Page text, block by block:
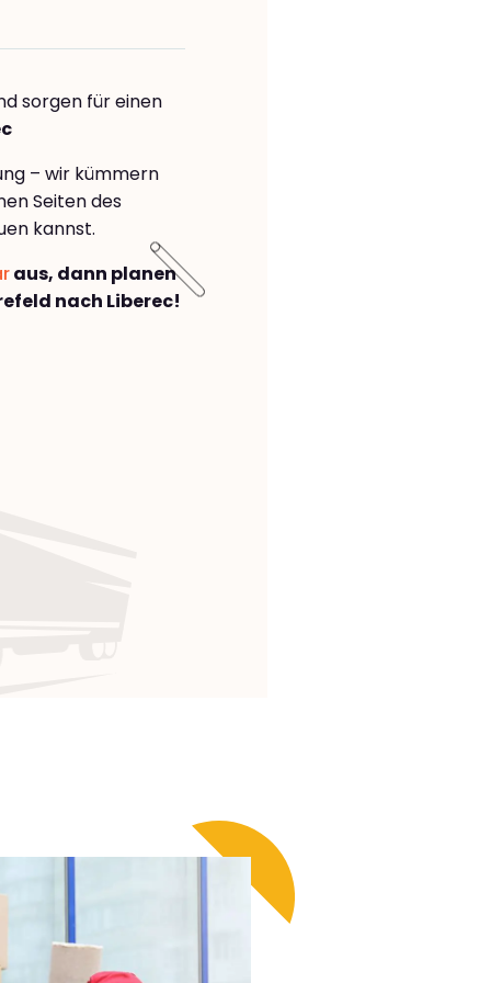
sorgen für einen
– wir kümmern
Seiten des
kannst.
aus, dann planen
nach Liberec!